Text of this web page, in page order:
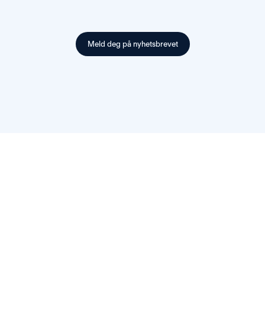
Vildulæremer?
Meld deg på nyhetsbrevet